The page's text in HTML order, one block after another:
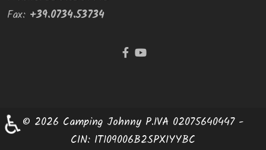
Fax: +39.0734.53734
© 2026 Camping Johnny P.IVA 02075640447 -
CIN: IT109006B2SPXIYYBC